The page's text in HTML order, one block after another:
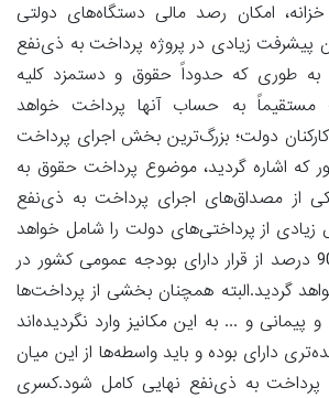
امکان رصد مالی دستگاه‌های دولتی
پیشرفت زیادی در پروژه پرداخت به ذی‌نفع
به طوری که حدوداً حقوق و دستمزد کلیه
مستقیماً به حساب آنها پرداخت خواهد
دولت؛ بزرگ‌ترین بخش اجرای پرداخت
که اشاره گردید، موضوع پرداخت حقوق به
از مصداق‌های اجرای پرداخت به ذی‌نفع
از پرداختی‌های دولت را شامل خواهد
گردید چرا که حدود 90 درصد از قرار دارای بودجه عمومی کشور در
گردید.البته همچنان بخشی از پرداخت‌ها
و پیمانی و ... به این مکانیز وارد نگردیده‌اند
دارای بوده و باید واسطه‌ها از این میان
پرداخت به ذی‌نفع نهایی کامل شود.کسری